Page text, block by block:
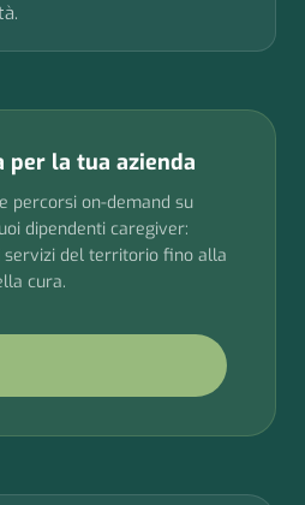
per la tua azienda
percorsi on-demand su
dipendenti caregiver:
del territorio fino alla
cura.